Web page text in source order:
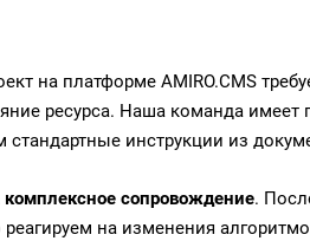
на платформе AMIRO.CMS
ресурса. Наша команда имеет
инструкции из
комплексное сопровождение.
на изменения